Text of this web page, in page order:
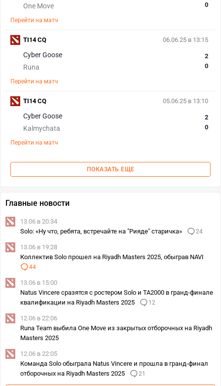
One Move
0
Перейти на матч
06.06.25 в 13:15
Cyber Goose
Runa
2
0
Перейти на матч
TI14 CQ
05.06.25 в 13:10
Cyber Goose
Kalmychata
2
0
Перейти на матч
TI14 CQ
ПОКАЗАТЬ ЕЩЕ
Главные новости
13.06 в 20:34
Solo: «Ну что, ребята, встречайте на "Рияде" старичка»
24
13.06 в 19:28
Коллектив Solo прошел на Riyadh Masters 2025, обыграв NAVI
44
13.06 в 15:00
Natus Vincere сразятся с ростером Solo и TA2000 в гранд-финале
квалификации на Riyadh Masters 2025
12
12.06 в 22:06
Runa Team выбила One Move из закрытых отборочных на Riyadh
Masters 2025
12.06 в 22:05
Команда Solo обыграла Natus Vincere и прошла в гранд-финал
отборочных на Riyadh Masters 2025
21